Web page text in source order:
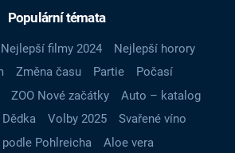
Populární témata
Nejlepší filmy 2024
Nejlepší horory
Změna času Partie
Počasí
ZOO Nové začátky
Auto – katalog
Volby 2025
Svařené víno
Pohlreicha
Aloe vera